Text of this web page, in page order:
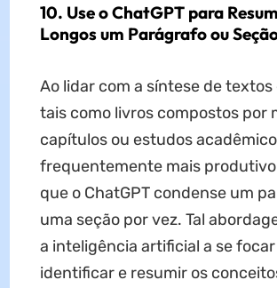
10. Use o ChatGPT para
Longos um Parágrafo ou
Ao lidar com a síntese de
tais como livros compostos por
capítulos ou estudos
frequentemente mais
que o ChatGPT condense um
uma seção por vez. Tal
a inteligência artificial a se
identificar e resumir os